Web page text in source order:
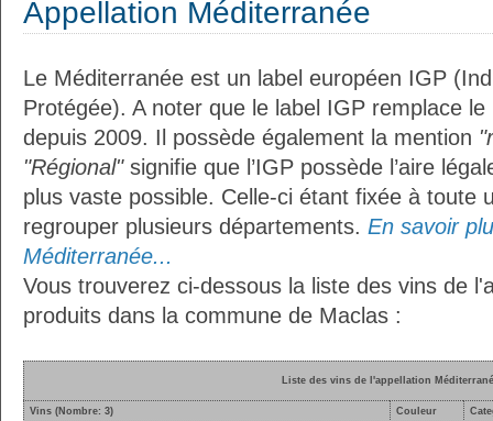
Appellation Méditerranée
Le Méditerranée est un label européen IGP
Protégée). A noter que le label IGP remplace
depuis 2009. Il possède également la mention
"Régional"signifie que l’IGP possède l’aire
plus vaste possible. Celle-ci étant fixée à toute
regrouper plusieurs départements. En savoir
Méditerranée...
Vous trouverez ci-dessous la liste des vins de
produits dans la commune de Maclas :
Liste des vins de l'appellation
Vins (Nombre: 3) Couleur